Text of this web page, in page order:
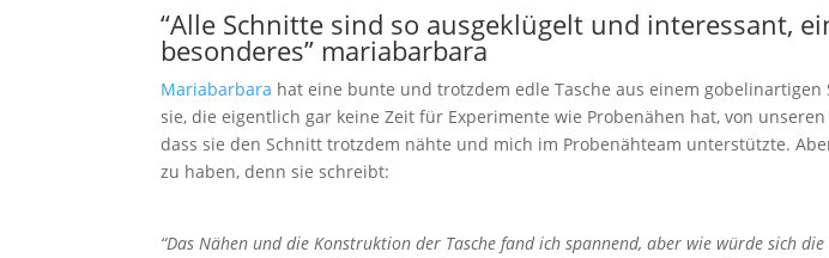
“Alle Schnitte sind so ausgeklügelt und interessant,
besonderes” mariabarbara
Mariabarbara hat eine bunte und trotzdem edle Tasche aus einem gobelinartigen
sie, die eigentlich gar keine Zeit für Experimente wie Probenähen hat, von
dass sie den Schnitt trotzdem nähte und mich im Probenähteam unterstützte.
zu haben, denn sie schreibt:
“Das Nähen und die Konstruktion der Tasche fand ich spannend, aber wie würde sich